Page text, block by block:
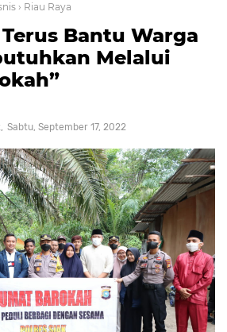
› Riau Raya
Bantu Warga
Melalui
Sabtu, September 17, 2022